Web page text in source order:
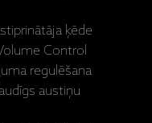
ķēde
Control
regulēšana
austiņu